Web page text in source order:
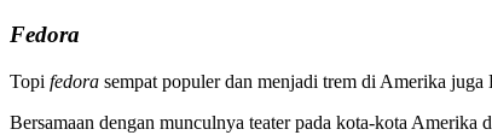
Fedora
Topi fedora sempat populer dan menjadi trem di Amerika
Bersamaan dengan munculnya teater pada kota-kota